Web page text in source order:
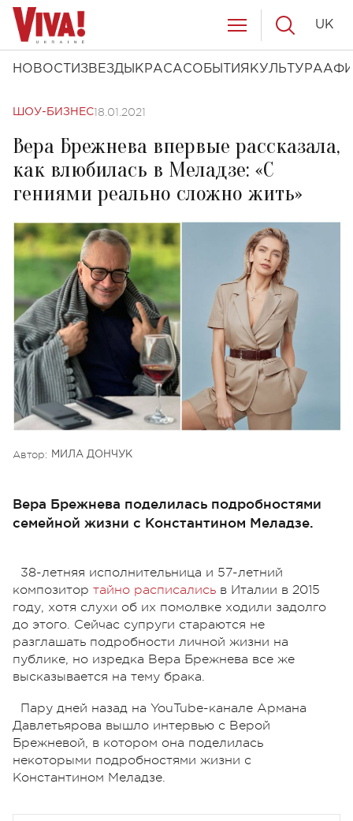
НОВОСТИ ЗВЕЗДЫ КРАСАСОБЫТИЯ КУЛЬТУРА
UK
ШОУ-БИЗНЕС18.01.2021
Вера Брежнева впервые рассказала,
как влюбилась в Меладзе: «С
гениями реально сложно жить»
Автор: МИЛА ДОНЧУК
Вера Брежнева поделилась подробностями
семейной жизни с Константином Меладзе.
38-летняя исполнительница и 57-летний
композитор тайно расписались в Италии в 2015
году, хотя слухи об их помолвке ходили задолго
до этого. Сейчас супруги стараются не
разглашать подробности личной жизни на
публике, но изредка Вера Брежнева все же
высказывается на тему брака.
Пару дней назад на YouTube-канале Армана
Давлетьярова вышло интервью с Верой
Брежневой, в котором она поделилась
некоторыми подробностями жизни с
Константином Меладзе.